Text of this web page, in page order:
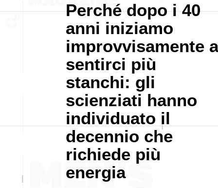
Perché dopo i 40
anni iniziamo
improvvisamente a
sentirci più
stanchi: gli
scienziati hanno
individuato il
decennio che
richiede più
energia